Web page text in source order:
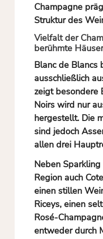
Champagne
Struktur des
Vielfalt der
berühmte Häuser
Blanc de Blancs
ausschließlich
zeigt besondere
Noirs wird nur
hergestellt. Die
sind jedoch
allen drei
Neben
Region auch
einen stillen
Riceys, einen
Rosé-
entweder durch